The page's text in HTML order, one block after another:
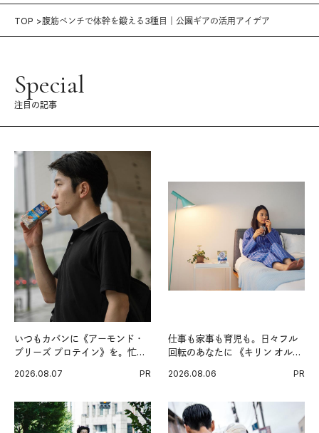
TOP 腹筋ベンチで体幹を鍛える3種目｜公園ギアの活用アイデア
Special
注目の記事
いつもカバンに《アーモンド・
ブリーズ プロテイン》を。忙し
グ習慣。
2026.08.07 PR
仕事も家事も育児も。日々フル
回転のあなたに 《キリン オルニ
2026.08.06 PR